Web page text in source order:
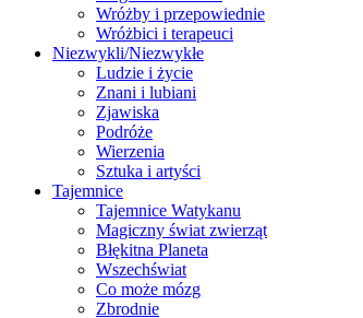
Wróżby i przepowiednie
Wróżbici i terapeuci
Niezwykli/Niezwykłe
Ludzie i życie
Znani i lubiani
Zjawiska
Podróże
Wierzenia
Sztuka i artyści
Tajemnice
Tajemnice Watykanu
Magiczny świat zwierząt
Błękitna Planeta
Wszechświat
Co może mózg
Zbrodnie